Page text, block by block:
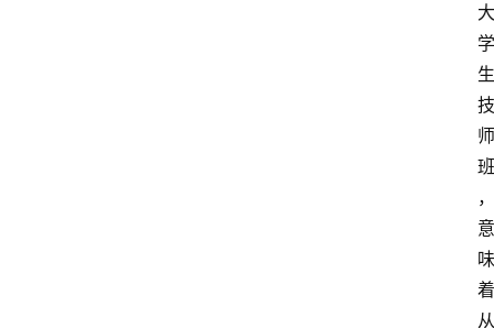
大
学
生
技
师
班
，
意
味
着
从